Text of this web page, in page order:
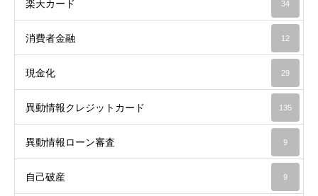
楽天カード 34
消費者金融 12
現金化 29
異動情報クレジットカード 135
異動情報ローン審査 9
自己破産 9